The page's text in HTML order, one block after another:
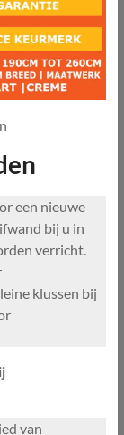
een nieuwe
bij u in
verricht.
klussen bij
van